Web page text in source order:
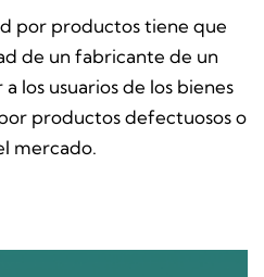
por productos tiene que
de un fabricante de un
los usuarios de los bienes
productos defectuosos o
mercado.